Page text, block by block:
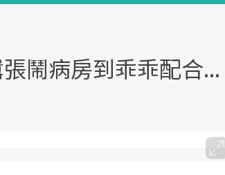
鬧病房到乖乖配合...